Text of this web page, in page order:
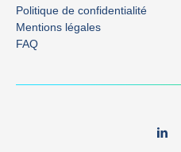
Politique de confidentialité
Mentions légales
FAQ